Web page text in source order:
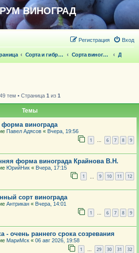
ВИНОГРАД
Вход
Регистрация
Сорта и гибридные формы винограда Сорта винограда Д
49 тем • Страница 1 из 1
Темы
форма винограда
Павел Адясов « Вчера, 19:56
1 … 6 7 8 9
форма винограда Крайнова В.Н.
ЮрийНик « Вчера, 17:15
1 9 10 11 12
сорт винограда
Антрикан « Вчера, 14:01
1 … 6 7 8 9
- очень раннего срока созревания
МариМск « 06 авг 2026, 19:58
1 … 29 30 31 32